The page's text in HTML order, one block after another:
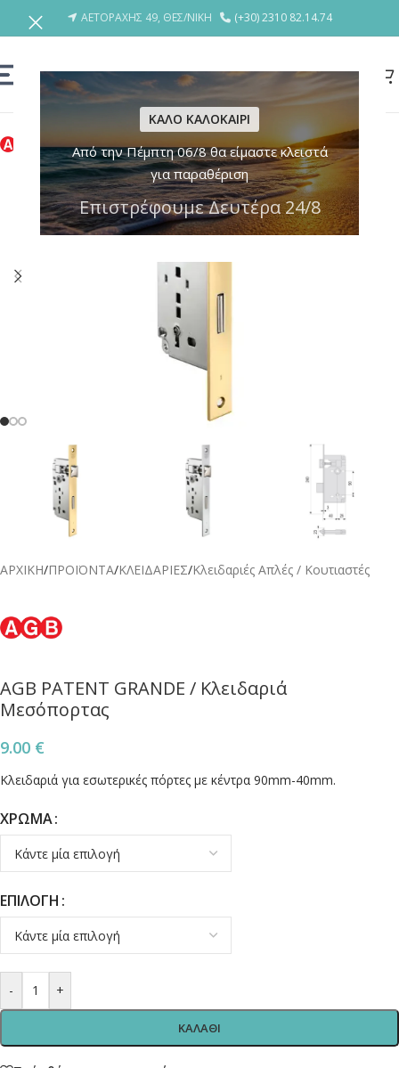
ΚΑΛΟ ΚΑΛΟΚΑΙΡΙ
Από την Πέμπτη 06/8 θα είμαστε κλειστά
για παραθέριση
Επιστρέφουμε Δευτέρα 24/8
ΑΕΤΟΡΑΧΗΣ 49, ΘΕΣ/ΝΙΚΗ (+30) 2310 82.14.74
ΑΡΧΙΚΗ/ΠΡΟΪΟΝΤΑ/ΚΛΕΙΔΑΡΙΕΣ/Κλειδαριές Απλές / Κουτιαστές
AGB PATENT GRANDE / Κλειδαριά
Μεσόπορτας
9.00 €
Κλειδαριά για εσωτερικές πόρτες με κέντρα 90mm-40mm.
ΧΡΩΜΑ
ΕΠΙΛΟΓΗ
- +
ΚΑΛΑΘΙ